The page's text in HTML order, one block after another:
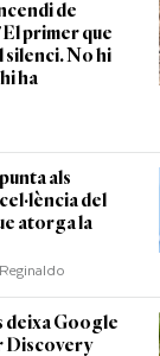
de
primer que
silenci. No hi
ha
als
del
atorga la
deixa Google
Discovery